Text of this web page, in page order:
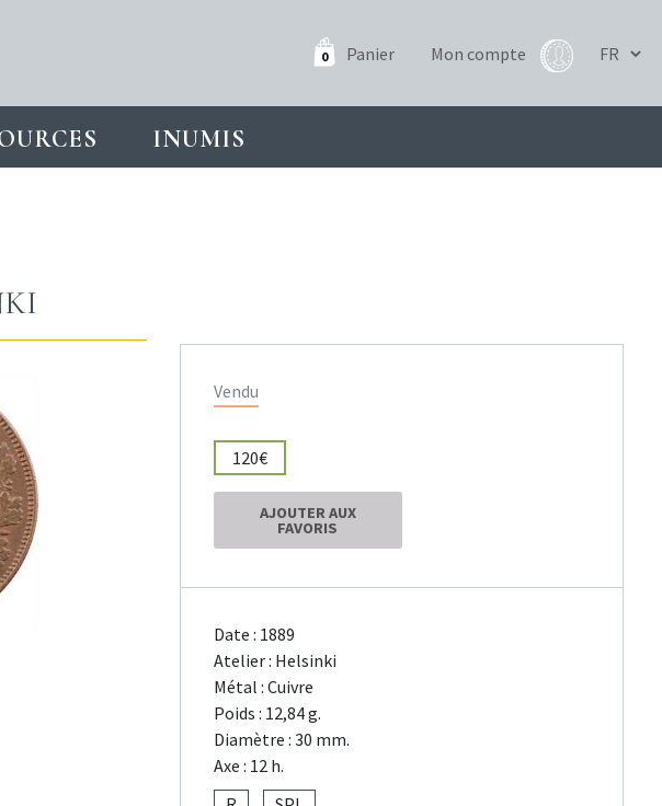
0 Panier Mon compte
INUMIS
Vendu
120€
AJOUTER AUX
FAVORIS
Date : 1889
Atelier : Helsinki
Métal : Cuivre
Poids : 12,84 g.
Diamètre : 30 mm.
Axe : 12 h.